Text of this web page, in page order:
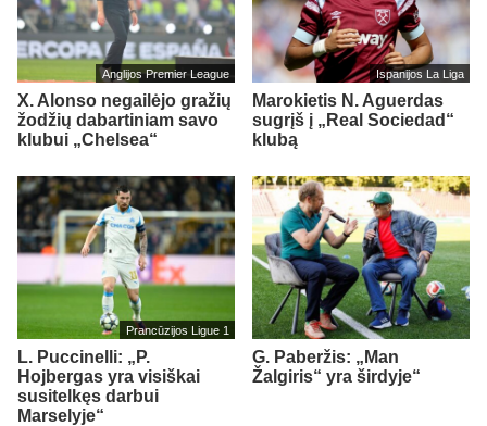
Anglijos Premier League
X. Alonso negailėjo gražių
žodžių dabartiniam savo
klubui „Chelsea“
Ispanijos La Liga
Marokietis N. Aguerdas
sugrįš į „Real Sociedad“
klubą
Prancūzijos Ligue 1
L. Puccinelli: „P.
Hojbergas yra visiškai
susitelkęs darbui
Marselyje“
G. Paberžis: „Man
Žalgiris“ yra širdyje“